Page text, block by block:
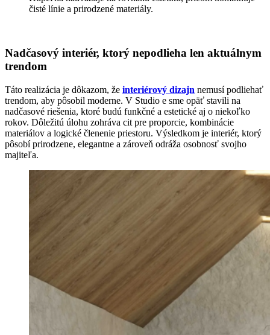
čisté línie a prirodzené materiály.
Nadčasový interiér, ktorý nepodlieha len aktuálnym
trendom
Táto realizácia je dôkazom, že interiérový dizajn nemusí podliehať
trendom, aby pôsobil moderne. V Studio e sme opäť stavili na
nadčasové riešenia, ktoré budú funkčné a estetické aj o niekoľko
rokov. Dôležitú úlohu zohráva cit pre proporcie, kombinácie
materiálov a logické členenie priestoru. Výsledkom je interiér, ktorý
pôsobí prirodzene, elegantne a zároveň odráža osobnosť svojho
majiteľa.